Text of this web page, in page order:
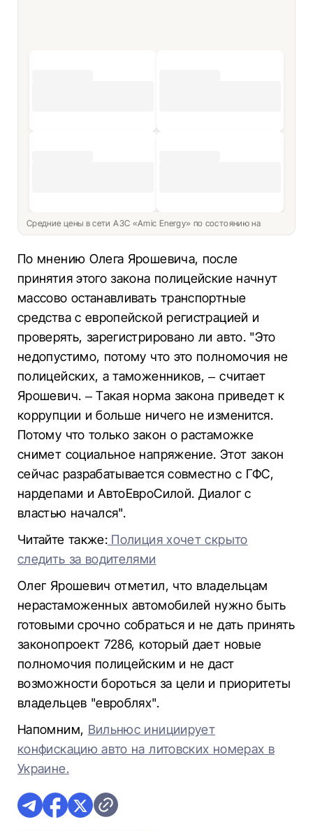
Средние цены в сети АЗС «Amic Energy» по состоянию на
По мнению Олега Ярошевича, после
принятия этого закона полицейские начнут
массово останавливать транспортные
средства с европейской регистрацией и
проверять, зарегистрировано ли авто. "Это
недопустимо, потому что это полномочия не
полицейских, а таможенников, – считает
Ярошевич. – Такая норма закона приведет к
коррупции и больше ничего не изменится.
Потому что только закон о растаможке
снимет социальное напряжение. Этот закон
сейчас разрабатывается совместно с ГФС,
нардепами и АвтоЕвроСилой. Диалог с
властью начался".
Читайте также: Полиция хочет скрыто
следить за водителями
Олег Ярошевич отметил, что владельцам
нерастаможенных автомобилей нужно быть
готовыми срочно собраться и не дать принять
законопроект 7286, который дает новые
полномочия полицейским и не даст
возможности бороться за цели и приоритеты
владельцев "евроблях".
Напомним, Вильнюс инициирует
конфискацию авто на литовских номерах в
Украине.